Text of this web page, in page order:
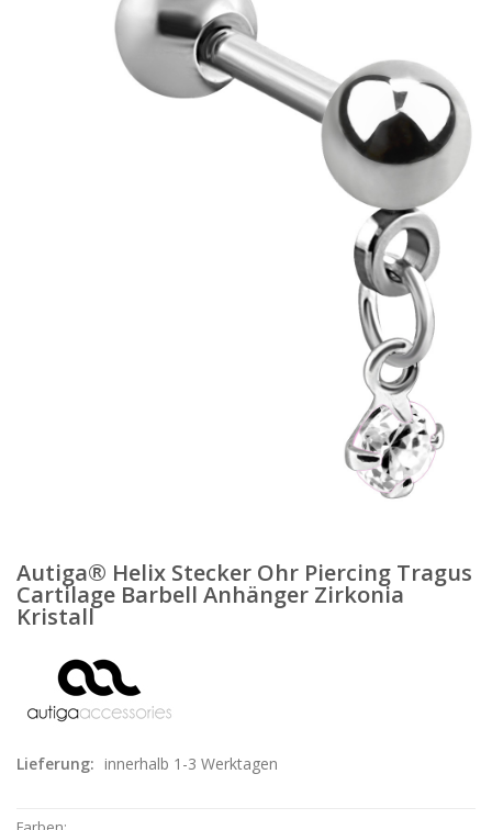
Autiga® Helix Stecker Ohr Piercing Tragus
Cartilage Barbell Anhänger Zirkonia
Kristall
Lieferung: innerhalb 1-3 Werktagen